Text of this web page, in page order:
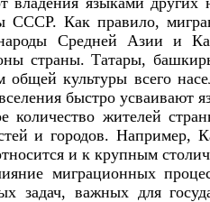
СССР. Как правило,
Средней Азии и
страны. Татары,
общей культуры всего
быстро усваивают
количество жителей
и городов. Например,
и к крупным
миграционных
задач, важных для